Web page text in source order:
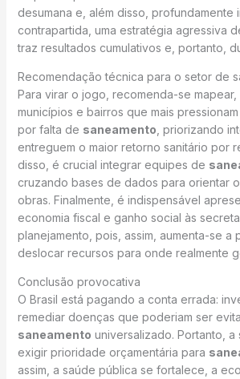
desumana e, além disso, profundamente
contrapartida, uma estratégia agressiva
traz resultados cumulativos e, portanto,
Recomendação técnica para o setor de
Para virar o jogo, recomenda-se
municípios e bairros que mais
por falta de saneamento , priorizando
entreguem o maior retorno sanitário por
disso, é crucial integrar equipes de
cruzando bases de dados para orientar
obras. Finalmente, é indispensável
economia fiscal e ganho social às
planejamento, pois, assim, aumenta-se a
deslocar recursos para onde realmente
Conclusão provocativa
O Brasil está pagando a conta errada:
remediar doenças que poderiam ser
saneamento universalizado. Portanto,
exigir prioridade orçamentária para
assim, a saúde pública se fortalece, a